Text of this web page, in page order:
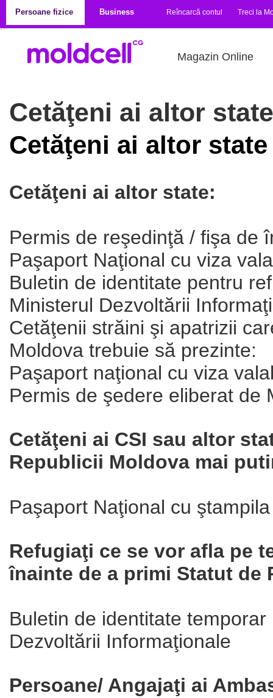
Persoane fizice
Business Reîncarcă contul Treci la
Magazin Online
Cetăţeni ai altor state
Cetăţeni ai altor state
Cetăţeni ai altor state:
Permis de reşedinţă / fişa
Paşaport Naţional cu viza
Buletin de identitate pentru
Ministerul Dezvoltării
Cetăţenii străini şi apatrizii
Moldova trebuie să prezinte:
Paşaport naţional cu viza
Permis de şedere eliberat de
Cetăţeni ai CSI sau altor
Republicii Moldova mai
Paşaport Naţional cu
Refugiaţi ce se vor afla pe
înainte de a primi Statut de
Buletin de identitate
Dezvoltării Informaţionale
Persoane/ Angajaţi ai